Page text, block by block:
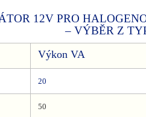
12V PRO
– VÝBĚR Z
Výkon VA
20
50